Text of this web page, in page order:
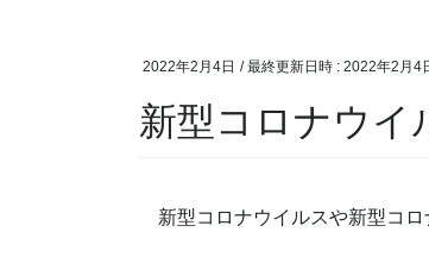
2022年2月4日 / 最終更新日時 : 2022年2月4
新型コロナウイ
新型コロナウイルスや新型コロ